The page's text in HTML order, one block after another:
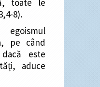
8).
pe când
este
aduce